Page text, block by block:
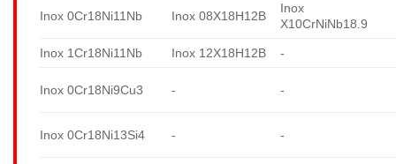
Inox 0Cr18Ni11Nb Inox 08X18H12B
Inox
X10CrNiNb18.9
Inox 1Cr18Ni11Nb Inox 12X18H12B -
Inox 0Cr18Ni9Cu3 - -
Inox 0Cr18Ni13Si4 - -